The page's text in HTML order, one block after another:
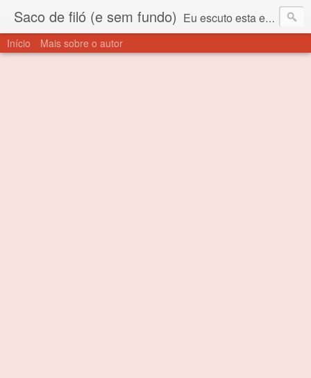
Saco de filó (e sem fundo) Eu escuto esta expressão "saco de filó" desde criança. Para quem não sabe, filó é um tecido todo furadinho e permite que um saco feito com ele, mesmo que muito exposto ao ar soprado para dentro, nunca vai se encher. Aí está o propósito deste nome... Para viver em sociedade tem que ter saco de filó.
Início Mais sobre o autor